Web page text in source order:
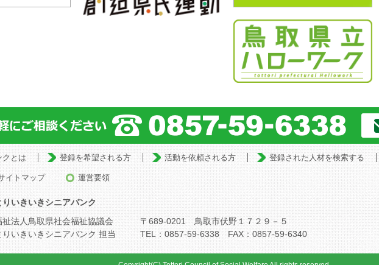
クとは 登録を希望される方 活動を依頼される方 登録された人材を検索する
イトマップ 運営要領
りいきいきシニアバンク
祉法人鳥取県社会福祉協議会
りいきいきシニアバンク 担当
〒689-0201 鳥取市伏野１７２９－５
TEL：0857-59-6338 FAX：0857-59-6340